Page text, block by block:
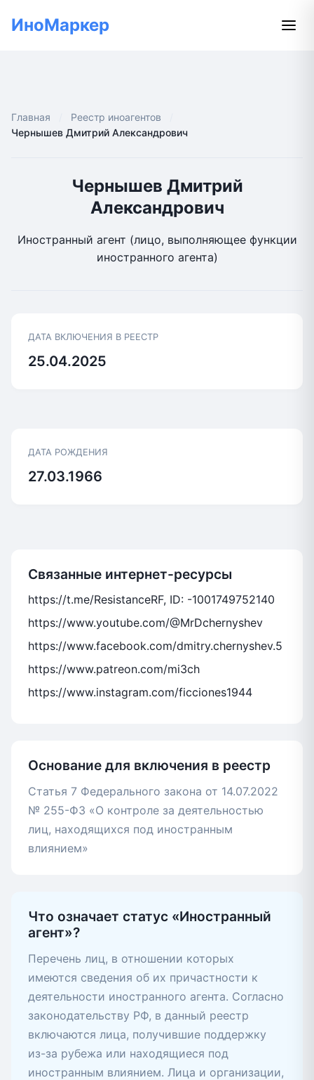
ИноМаркер
Главная
Реестр иноагентов
Чернышев Дмитрий Александрович
Чернышев Дмитрий
Александрович
Иностранный агент (лицо, выполняющее функции
иностранного агента)
ДАТА ВКЛЮЧЕНИЯ В РЕЕСТР
25.04.2025
ДАТА РОЖДЕНИЯ
27.03.1966
Связанные интернет-ресурсы
https://t.me/ResistanceRF, ID: -1001749752140
https://www.youtube.com/@MrDchernyshev
https://www.facebook.com/dmitry.chernyshev.5
https://www.patreon.com/mi3ch
https://www.instagram.com/ficciones1944
Основание для включения в реестр
Статья 7 Федерального закона от 14.07.2022
№ 255-ФЗ «О контроле за деятельностью
лиц, находящихся под иностранным
влиянием»
Что означает статус «Иностранный
агент»?
Перечень лиц, в отношении которых
имеются сведения об их причастности к
деятельности иностранного агента. Согласно
законодательству РФ, в данный реестр
включаются лица, получившие поддержку
из-за рубежа или находящиеся под
иностранным влиянием. Лица и организации,